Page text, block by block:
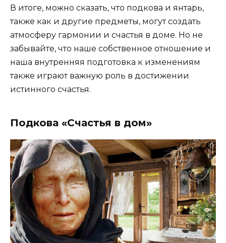
В итоге, можно сказать, что подкова и янтарь,
также как и другие предметы, могут создать
атмосферу гармонии и счастья в доме. Но не
забывайте, что наше собственное отношение и
наша внутренняя подготовка к изменениям
также играют важную роль в достижении
истинного счастья.
Подкова «Счастья в дом»